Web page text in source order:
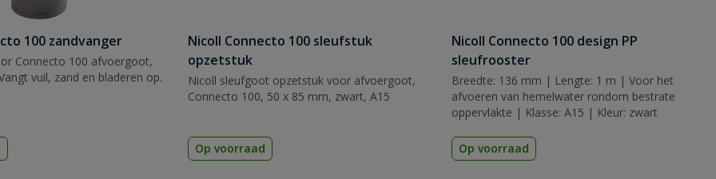
100 zandvanger
Connecto 100 afvoergoot,
vuil, zand en bladeren op.
Nicoll Connecto 100 sleufstuk
opzetstuk
Nicoll sleufgoot opzetstuk voor afvoergoot,
Connecto 100, 50 x 85 mm, zwart, A15
Op voorraad
Nicoll Connecto 100 design PP
sleufrooster
Breedte: 136 mm | Lengte: 1 m | Voor het
afvoeren van hemelwater rondom bestrate
oppervlakte | Klasse: A15 | Kleur: zwart
Op voorraad